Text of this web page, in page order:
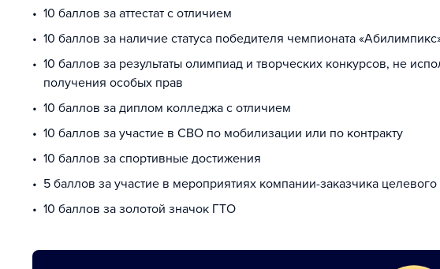
10 баллов за аттестат с отличием
10 баллов за наличие статуса победителя чемпионата
10 баллов за результаты олимпиад и творческих конкурсов, не
получения особых прав
10 баллов за диплом колледжа с отличием
10 баллов за участие в СВО по мобилизации или по контракту
10 баллов за спортивные достижения
5 баллов за участие в мероприятиях компании-заказчика
10 баллов за золотой значок ГТО